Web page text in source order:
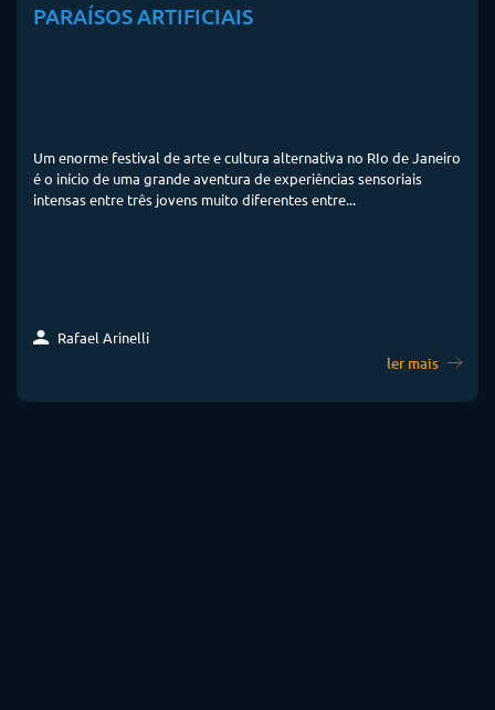
PARAÍSOS ARTIFICIAIS
Um enorme festival de arte e cultura alternativa no RIo de Janeiro
é o início de uma grande aventura de experiências sensoriais
intensas entre três jovens muito diferentes entre...
Rafael Arinelli
ler mais